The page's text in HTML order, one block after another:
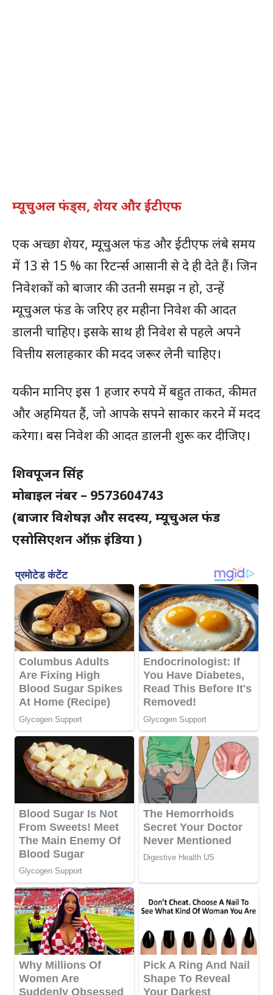
म्यूचुअल फंड्स, शेयर और ईटीएफ
एक अच्छा शेयर, म्यूचुअल फंड और ईटीएफ लंबे समय
में 13 से 15 % का रिटर्न्स आसानी से दे ही देते हैं। जिन
निवेशकों को बाजार की उतनी समझ न हो, उन्हें
म्यूचुअल फंड के जरिए हर महीना निवेश की आदत
डालनी चाहिए। इसके साथ ही निवेश से पहले अपने
वित्तीय सलाहकार की मदद जरूर लेनी चाहिए।
यकीन मानिए इस 1 हजार रुपये में बहुत ताकत, कीमत
और अहमियत हैं, जो आपके सपने साकार करने में मदद
करेगा। बस निवेश की आदत डालनी शुरू कर दीजिए।
शिवपूजन सिंह
मोबाइल नंबर – 9573604743
(बाजार विशेषज्ञ और सदस्य, म्यूचुअल फंड
एसोसिएशन ऑफ़ इंडिया )